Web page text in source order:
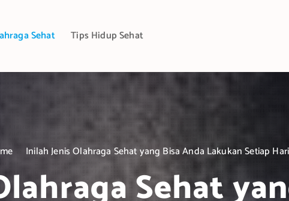
Sehat Tips Hidup Sehat
Inilah Jenis Olahraga Sehat yang Bisa Anda Lakukan Setiap Hari
Sehat